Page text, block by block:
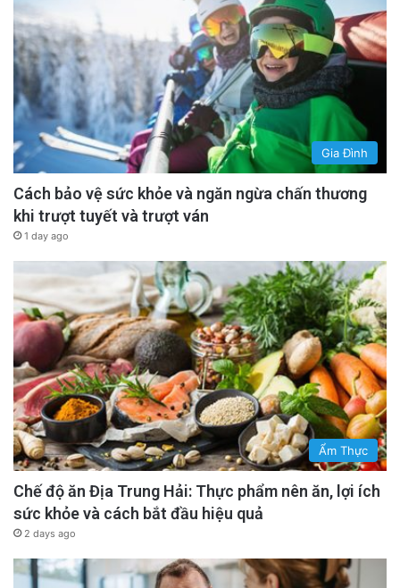
Gia Đình
Cách bảo vệ sức khỏe và ngăn ngừa chấn thương
khi trượt tuyết và trượt ván
1 day ago
Ẩm Thực
Chế độ ăn Địa Trung Hải: Thực phẩm nên ăn, lợi ích
sức khỏe và cách bắt đầu hiệu quả
2 days ago